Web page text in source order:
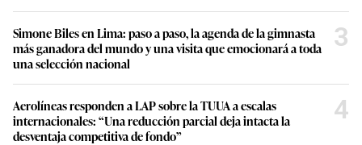
Simone Biles en Lima: paso a paso, la agenda de la gimnasta
más ganadora del mundo y una visita que emocionará a toda
una selección nacional
3
Aerolíneas responden a LAP sobre la TUUA a escalas
internacionales: “Una reducción parcial deja intacta la
desventaja competitiva de fondo”
4